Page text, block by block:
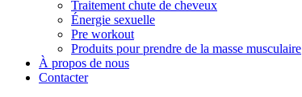
Traitement chute de cheveux
Énergie sexuelle
Pre workout
Produits pour prendre de la masse musculaire
À propos de nous
Contacter